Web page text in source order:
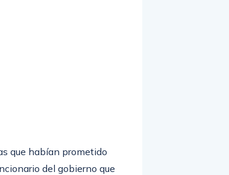
que habían prometido
del gobierno que